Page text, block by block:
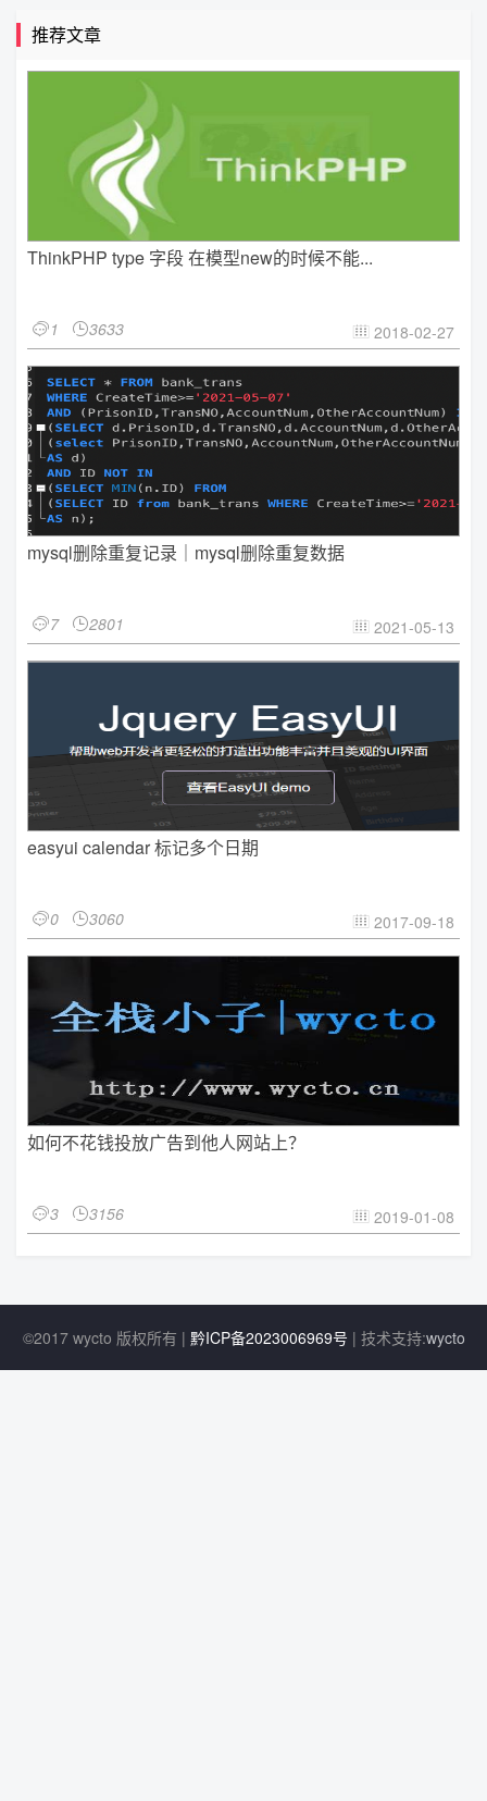
推荐文章
ThinkPHP type 字段 在模型new的时候不能...
1 3633  2018-02-27
mysql删除重复记录｜mysql删除重复数据
7 2801  2021-05-13
easyui calendar 标记多个日期
0 3060  2017-09-18
如何不花钱投放广告到他人网站上？
3 3156  2019-01-08
©2017 wycto 版权所有 | 黔ICP备2023006969号 | 技术支持:wycto